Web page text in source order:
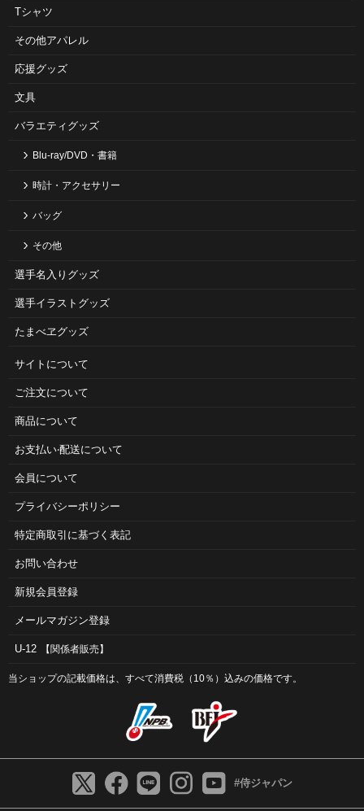
Tシャツ
その他アパレル
応援グッズ
文具
バラエティグッズ
Blu-ray/DVD・書籍
時計・アクセサリー
バッグ
その他
選手名入りグッズ
選手イラストグッズ
たまべヱグッズ
サイトについて
ご注⽂について
商品について
お⽀払い‧配送について
会員について
プライバシーポリシー
特定商取引に基づく表記
お問い合わせ
新規会員登録
メールマガジン登録
U-12 【関係者販売】
当ショップの記載価格は、すべて消費税（10％）込みの価格です。
#侍ジャパン